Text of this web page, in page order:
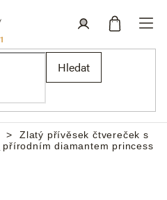
Hledat
Zlatý přívěsek čtvereček s
přírodním diamantem princess